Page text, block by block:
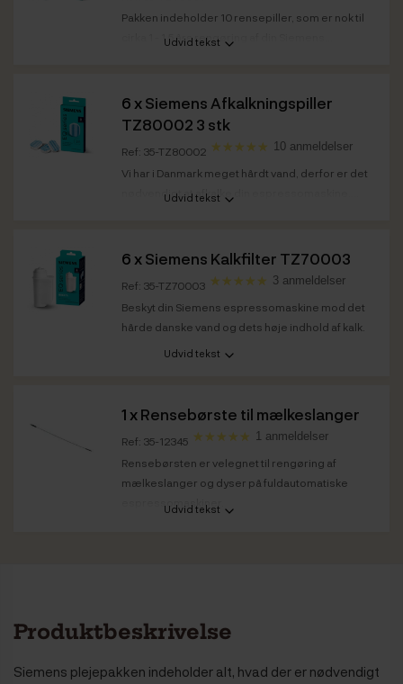
Pakken indeholder 10 rensepiller, som er nok til
cirka 1 - 1,5 års rengøring af din Siemens...
Udvid tekst
6 xSiemens Afkalkningspiller
TZ80002 3 stk
Ref: 35-TZ80002 10 anmeldelser
Vi har i Danmark meget hårdt vand, derfor er det
nødvendigt at afkalke din espressomaskine....
Udvid tekst
6 xSiemens Kalkfilter TZ70003
Ref: 35-TZ70003 3 anmeldelser
Beskyt din Siemens espressomaskine mod det
hårde danske vand og dets høje indhold af kalk.
Udvid tekst
1 xRensebørste til mælkeslanger
Ref: 35-12345 1 anmeldelser
Rensebørsten er velegnet til rengøring af
mælkeslanger og dyser på fuldautomatiske
espressomaskiner.
Udvid tekst
Produktbeskrivelse
Siemens plejepakken indeholder alt, hvad der er nødvendigt